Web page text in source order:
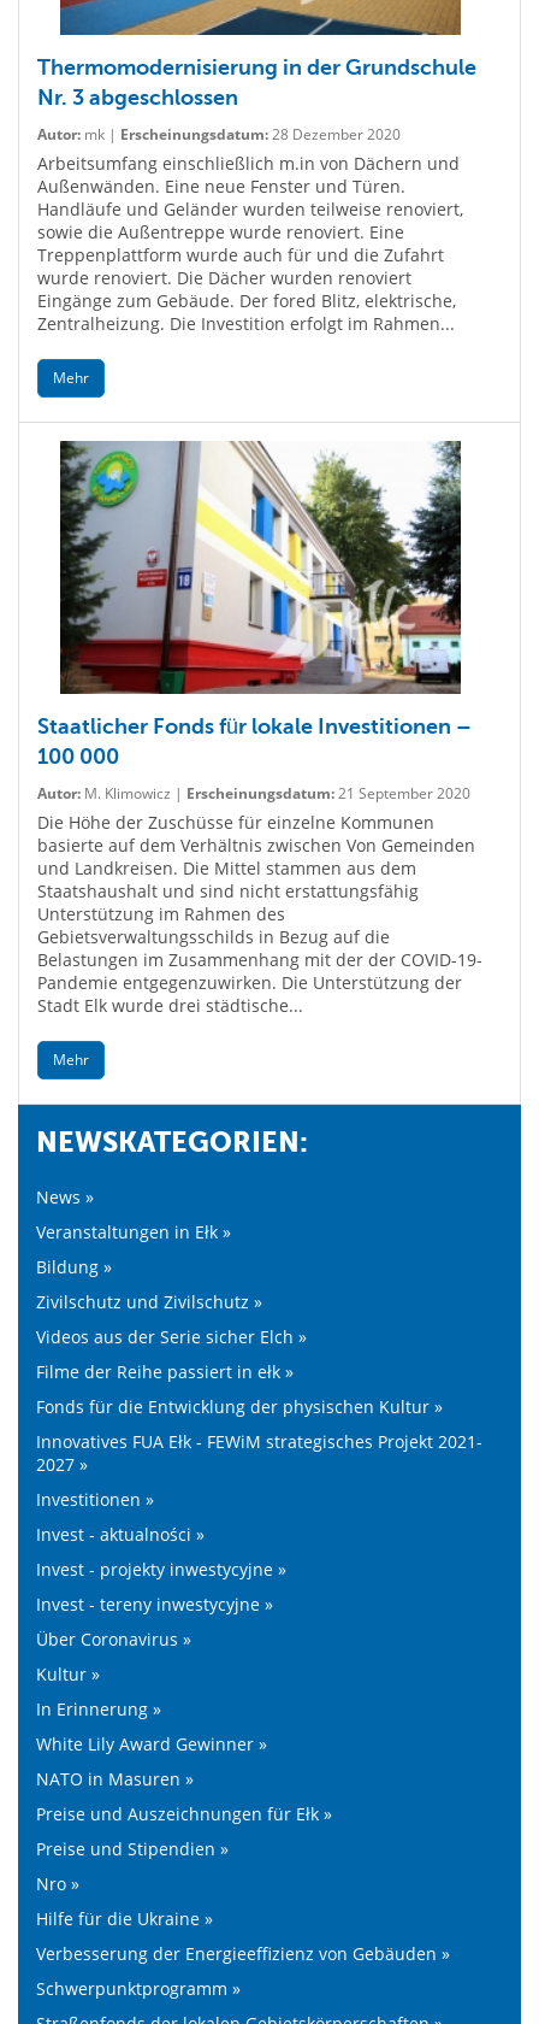
Thermomodernisierung in der Grundschule
Nr. 3 abgeschlossen
Autor: mk | Erscheinungsdatum:28 Dezember 2020
Arbeitsumfang einschließlich m.in von Dächern und
Außenwänden. Eine neue Fenster und Türen.
Handläufe und Geländer wurden teilweise renoviert,
sowie die Außentreppe wurde renoviert. Eine
Treppenplattform wurde auch für und die Zufahrt
wurde renoviert. Die Dächer wurden renoviert
Eingänge zum Gebäude. Der fored Blitz, elektrische,
Zentralheizung. Die Investition erfolgt im Rahmen...
Mehr
Staatlicher Fonds für lokale Investitionen –
100 000
Autor: M. Klimowicz | Erscheinungsdatum:21 September 2020
Die Höhe der Zuschüsse für einzelne Kommunen
basierte auf dem Verhältnis zwischen Von Gemeinden
und Landkreisen. Die Mittel stammen aus dem
Staatshaushalt und sind nicht erstattungsfähig
Unterstützung im Rahmen des
Gebietsverwaltungsschilds in Bezug auf die
Belastungen im Zusammenhang mit der der COVID-19-
Pandemie entgegenzuwirken. Die Unterstützung der
Stadt Elk wurde drei städtische...
Mehr
NEWSKATEGORIEN:
News »
Veranstaltungen in Ełk »
Bildung »
Zivilschutz und Zivilschutz »
Videos aus der Serie sicher Elch »
Filme der Reihe passiert in ełk »
Fonds für die Entwicklung der physischen Kultur »
Innovatives FUA Ełk - FEWiM strategisches Projekt 2021-
2027 »
Investitionen »
Invest - aktualności »
Invest - projekty inwestycyjne »
Invest - tereny inwestycyjne »
Über Coronavirus »
Kultur »
In Erinnerung »
White Lily Award Gewinner »
NATO in Masuren »
Preise und Auszeichnungen für Ełk »
Preise und Stipendien »
Nro »
Hilfe für die Ukraine »
Verbesserung der Energieeffizienz von Gebäuden »
Schwerpunktprogramm »